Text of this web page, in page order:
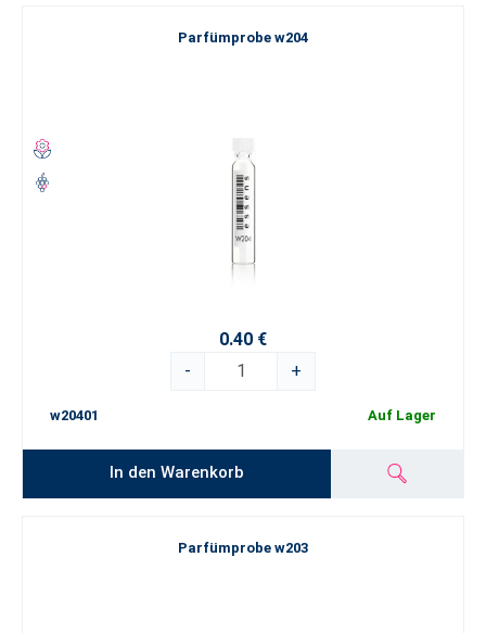
Parfümprobe w204
0.40 €
-
+
w20401 Auf Lager
In den Warenkorb
Parfümprobe w203